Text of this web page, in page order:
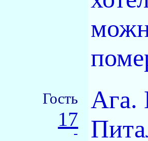
Гость
17
-
Ага.